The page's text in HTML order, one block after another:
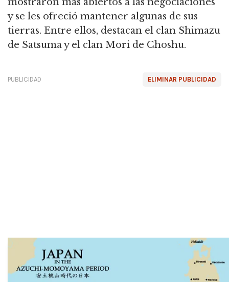
y se les ofreció mantener algunas de sus
tierras. Entre ellos, destacan el clan Shimazu
de Satsuma y el clan Mori de Choshu.
ELIMINAR PUBLICIDAD
PUBLICIDAD